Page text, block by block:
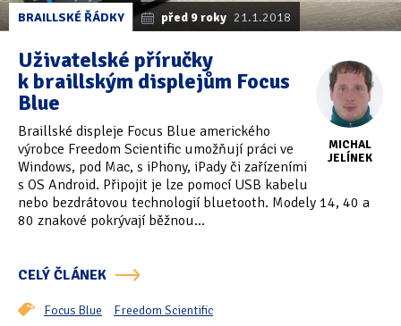
Hledání
Software(503)
Asistivní software(428)
Běžný software(284)
Tipy & triky (17)
BRAILLSKÉ ŘÁDKY před 9 roky 21.1.2018
MICHAL
JELÍNEK
Uživatelské příručky
k braillským displejům Focus
Blue
Braillské displeje Focus Blue amerického
výrobce Freedom Scientific umožňují práci ve
Windows, pod Mac, s iPhony, iPady či zařízeními
s OS Android. Připojit je lze pomocí USB kabelu
nebo bezdrátovou technologií bluetooth. Modely 14, 40 a
80 znakové pokrývají běžnou...
CELÝ ČLÁNEK
Focus Blue Freedom Scientific